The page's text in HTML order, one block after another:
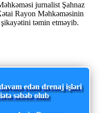
jurnalist Şahnaz
Rayon Məhkəməsinin
təmin etməyib.
edən drenaj işləri
səbəb olub